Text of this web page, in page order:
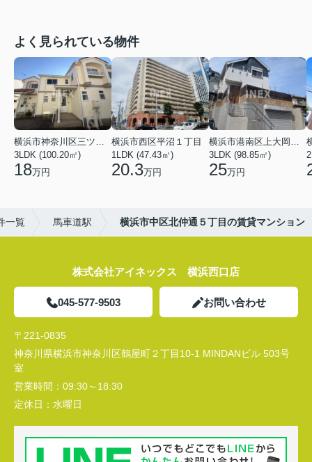
よく見られている物件
横浜市神奈川区三ツ沢上町
3LDK (100.20㎡)
18万円
横浜市西区平沼１丁目
1LDK (47.43㎡)
20.3万円
横浜市港南区上大岡東２丁目
3LDK (98.85㎡)
25万円
一覧 馬車道駅 横浜市中区北仲通５丁目の賃貸マンション
株式会社アイネックス 横浜西口店
045-577-9503 お問い合わせ
〒221-0835
神奈川県横浜市神奈川区鶴屋町２丁目10-1 MINDANビル 503号
室
営業時間： 09:30～18:30
定休日： 水曜日